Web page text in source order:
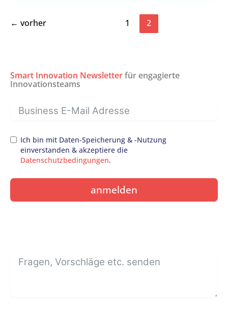
← vorher 1 2
Smart Innovation Newsletterfür engagierte
Innovationsteams
Ich bin mit Daten-Speicherung & -Nutzung
einverstanden & akzeptiere die
Datenschutzbedingungen.
anmelden